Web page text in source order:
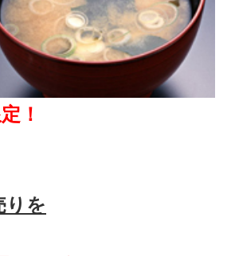
定！
りを